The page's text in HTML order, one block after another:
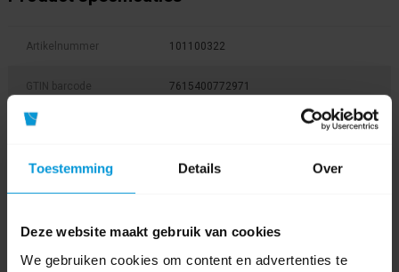
Toestemming Details Over
Deze website maakt gebruik van cookies
We gebruiken cookies om content en advertenties te
Artikelnummer 101100322
GTIN barcode 7615400772971
Fabrikant:
Duurzaamheidsscore